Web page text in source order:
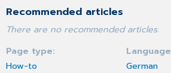
Recommended articles
There are no recommended articles.
Page type
How-to
Language
German